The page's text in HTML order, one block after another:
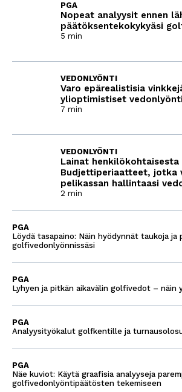
Nopeat analyysit ennen
päätöksentekokykyäsi
PGA
5 min
Varo epärealistisia
ylioptimistiset
VEDONLYÖNTI
7 min
Lainat
Budjettiperiaatteet, jotka
pelikassan hallintaasi
VEDONLYÖNTI
2 min
Löydä tasapaino: Näin hyödynnät taukoja ja
golfivedonlyönnissäsi
PGA
Lyhyen ja pitkän aikavälin golfivedot – näin
PGA
Analyysityökalut golfkentille ja
PGA
Näe kuviot: Käytä graafisia analyyseja
golfivedonlyöntipäätösten tekemiseen
PGA